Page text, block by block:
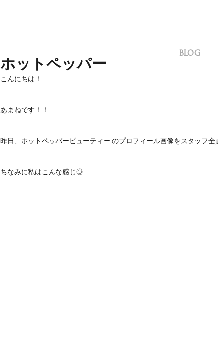
ホットペッパー
こんにちは！
あまねです！！
昨日、ホットペッパービューティー のプロフィール画像をスタッフ全
ちなみに私はこんな感じ◎
BLOG